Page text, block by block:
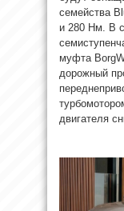
семейства
и 280 Нм. В
муфта
дорожный
двигателя